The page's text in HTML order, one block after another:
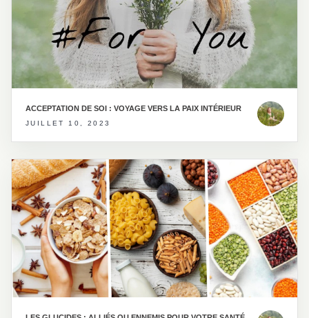
ACCEPTATION DE SOI : VOYAGE VERS LA PAIX INTÉRIEUR
JUILLET 10, 2023